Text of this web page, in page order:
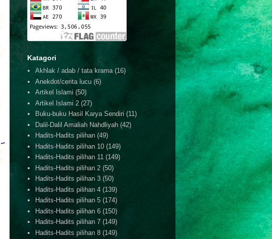
Katagori
Akhlak / adab / tata krama (16)
Anekdot/cerita lucu (6)
Artikel Islami (50)
Artikel Islami 2 (27)
Buku-buku Hasil Karya Sendiri (11)
Dalil-Dalil Amaliah Nahdliyah (42)
Hadits-Hadits pilihan (49)
Hadits-Hadits pilihan 10 (149)
Hadits-Hadits pilihan 11 (149)
Hadits-Hadits pilihan 2 (50)
Hadits-Hadits pilihan 3 (50)
Hadits-Hadits pilihan 4 (139)
Hadits-Hadits pilihan 5 (174)
Hadits-Hadits pilihan 6 (150)
Hadits-Hadits pilihan 7 (149)
Hadits-Hadits pilihan 8 (149)